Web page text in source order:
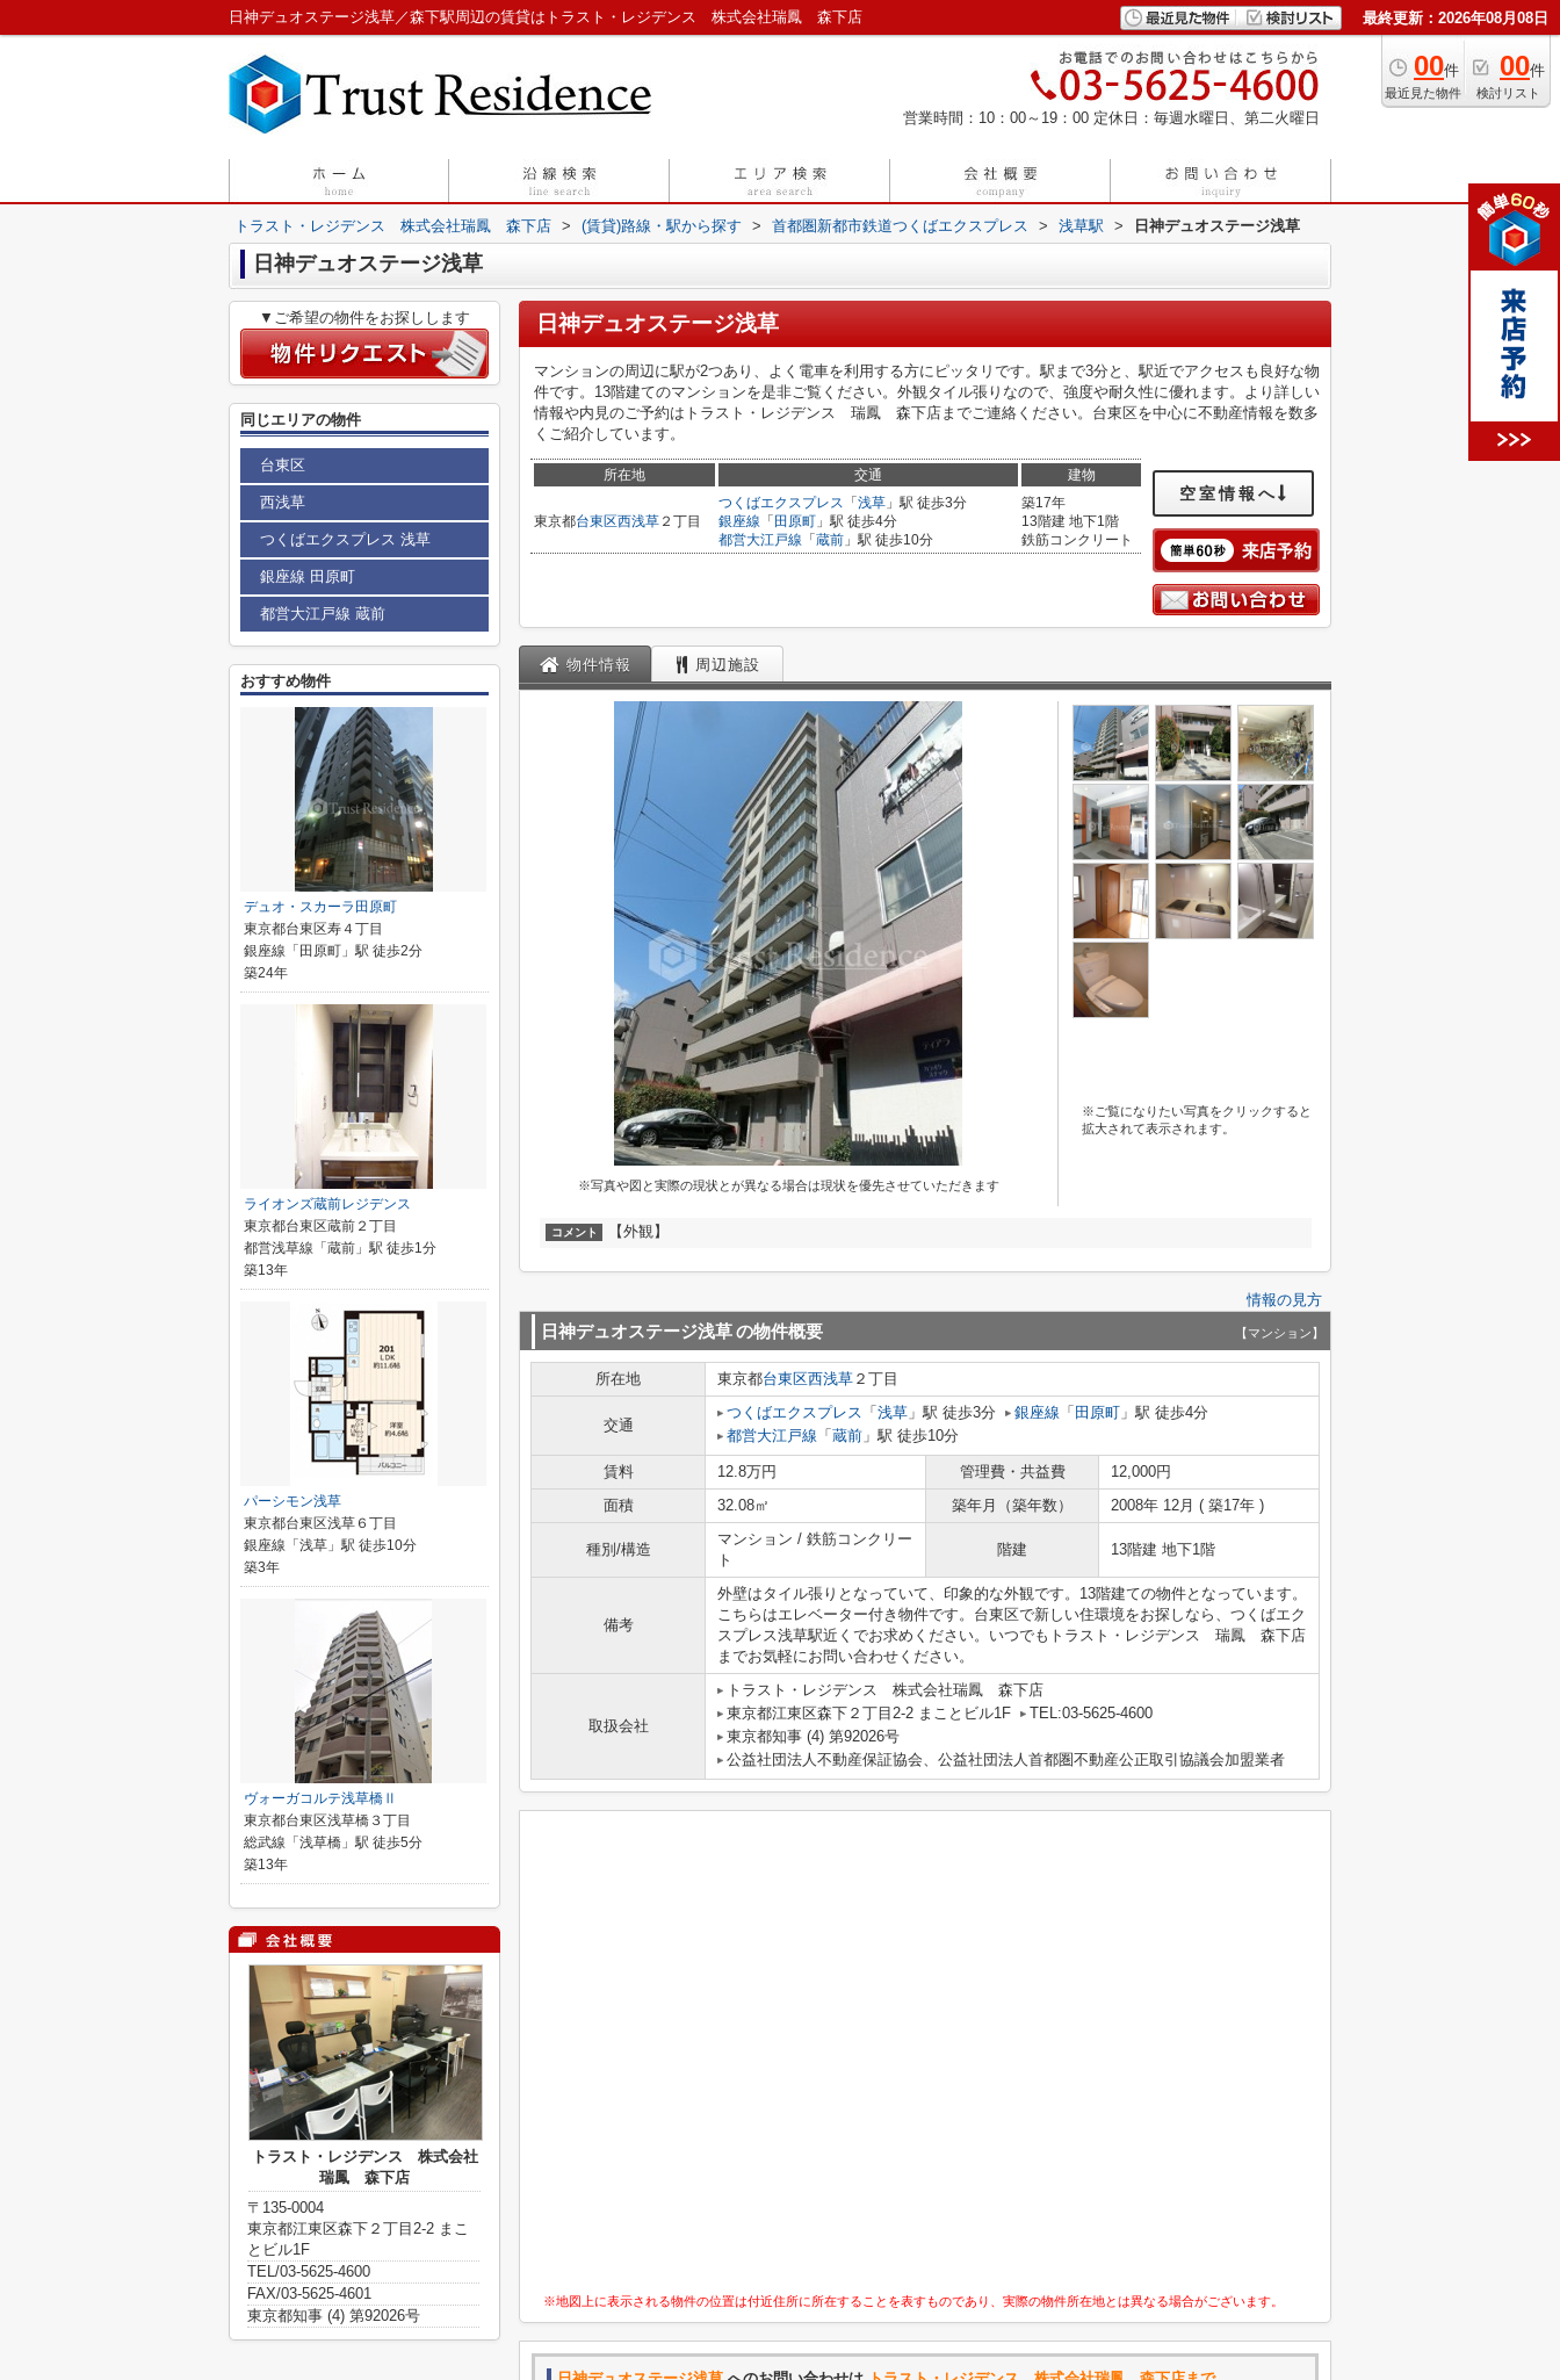
日神デュオステージ浅草／森下駅周辺の賃貸はトラスト・レジデンス 株式会社瑞鳳 森下店 最終更新：2026年08月08日
00件
最近見た物件
00件
検討リスト
営業時間：10：00～19：00 定休日：毎週水曜日、第二火曜日
トラスト・レジデンス 株式会社瑞鳳 森下店 > (賃貸)路線・駅から探す > 首都圏新都市鉄道つくばエクスプレス > 浅草駅 > 日神デュオステージ浅草
日神デュオステージ浅草
日神デュオステージ浅草
マンションの周辺に駅が2つあり、よく電車を利用する方にピッタリです。駅まで3分と、駅近でアクセスも良好な物
件です。13階建てのマンションを是非ご覧ください。外観タイル張りなので、強度や耐久性に優れます。より詳しい
情報や内見のご予約はトラスト・レジデンス 瑞鳳 森下店までご連絡ください。台東区を中心に不動産情報を数多
くご紹介しています。
所在地 交通 建物
東京都台東区西浅草 ２丁目
つくばエクスプレス 「 浅草 」駅 徒歩3分
銀座線 「 田原町 」駅 徒歩4分
都営大江戸線 「 蔵前 」駅 徒歩10分
築17年
13階建 地下1階
鉄筋コンクリート
空室情報へ
物件情報 周辺施設
※写真や図と実際の現状とが異なる場合は現状を優先させていただきます
※ご覧になりたい写真をクリックすると
拡大されて表示されます。
コメント 【外観】
情報の見方
日神デュオステージ浅草の物件概要 【マンション】
所在地 東京都台東区西浅草 ２丁目
交通
つくばエクスプレス 「 浅草 」駅 徒歩3分 銀座線 「 田原町 」駅 徒歩4分
都営大江戸線 「 蔵前 」駅 徒歩10分
賃料 12.8万円 管理費・共益費
12,000円
面積
32.08㎡ 築年月（築年数） 2008年 12月 ( 築17年 )
種別/構造
マンション / 鉄筋コンクリー
ト
階建 13階建 地下1階
備考
外壁はタイル張りとなっていて、印象的な外観です。13階建ての物件となっています。
こちらはエレベーター付き物件です。台東区で新しい住環境をお探しなら、つくばエク
スプレス浅草駅近くでお求めください。いつでもトラスト・レジデンス 瑞鳳 森下店
までお気軽にお問い合わせください。
取扱会社
トラスト・レジデンス 株式会社瑞鳳 森下店
東京都江東区森下２丁目2-2 まことビル1F
TEL:03-5625-4600
東京都知事 (4) 第92026号
公益社団法人不動産保証協会、公益社団法人首都圏不動産公正取引協議会加盟業者
※地図上に表示される物件の位置は付近住所に所在することを表すものであり、実際の物件所在地とは異なる場合がございます。
▼ご希望の物件をお探しします
同じエリアの物件
台東区
西浅草
つくばエクスプレス 浅草
銀座線 田原町
都営大江戸線 蔵前
おすすめ物件
デュオ・スカーラ田原町
東京都台東区寿４丁目
銀座線「田原町」駅 徒歩2分
築24年
ライオンズ蔵前レジデンス
東京都台東区蔵前２丁目
都営浅草線「蔵前」駅 徒歩1分
築13年
パーシモン浅草
東京都台東区浅草６丁目
銀座線「浅草」駅 徒歩10分
築3年
ヴォーガコルテ浅草橋Ⅱ
東京都台東区浅草橋３丁目
総武線「浅草橋」駅 徒歩5分
築13年
トラスト・レジデンス 株式会社
瑞鳳 森下店
〒135-0004
東京都江東区森下２丁目2-2 まこ
とビル1F
TEL/03-5625-4600
FAX/03-5625-4601
東京都知事 (4) 第92026号